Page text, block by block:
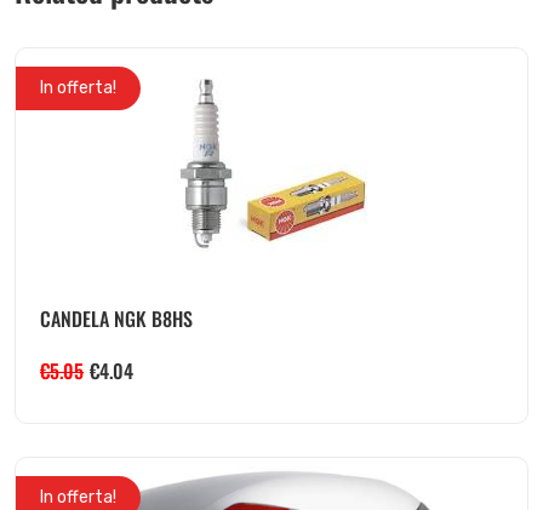
In offerta!
CANDELA NGK B8HS
€5.05 €4.04
In offerta!